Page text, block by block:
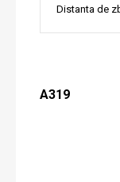
Distanta de
A319